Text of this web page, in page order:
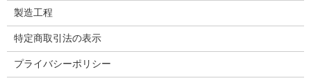
製造工程
特定商取引法の表示
プライバシーポリシー